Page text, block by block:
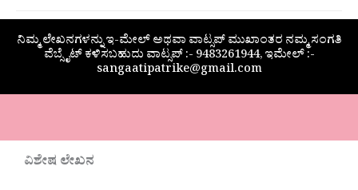
ನಿಮ್ಮ ಲೇಖನಗಳನ್ನು ಇ-ಮೇಲ್ ಅಥವಾ ವಾಟ್ಸಪ್ ಮುಖಾಂತರ ನಮ್ಮ ಸಂಗತಿ
ವೆಬ್ಸೈಟ್ ಕಳಿಸಬಹುದು ವಾಟ್ಸಪ್‌ :- 9483261944, ಇಮೇಲ್ :-
sangaatipatrike@gmail.com
ವಿಶೇಷ ಲೇಖನ